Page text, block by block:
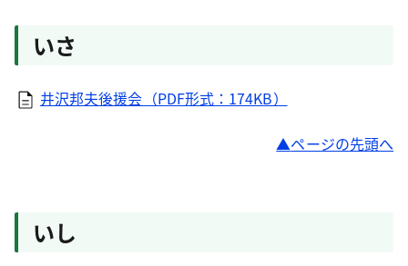
いさ
井沢邦夫後援会（PDF形式：174KB）
ページの先頭へ
いし